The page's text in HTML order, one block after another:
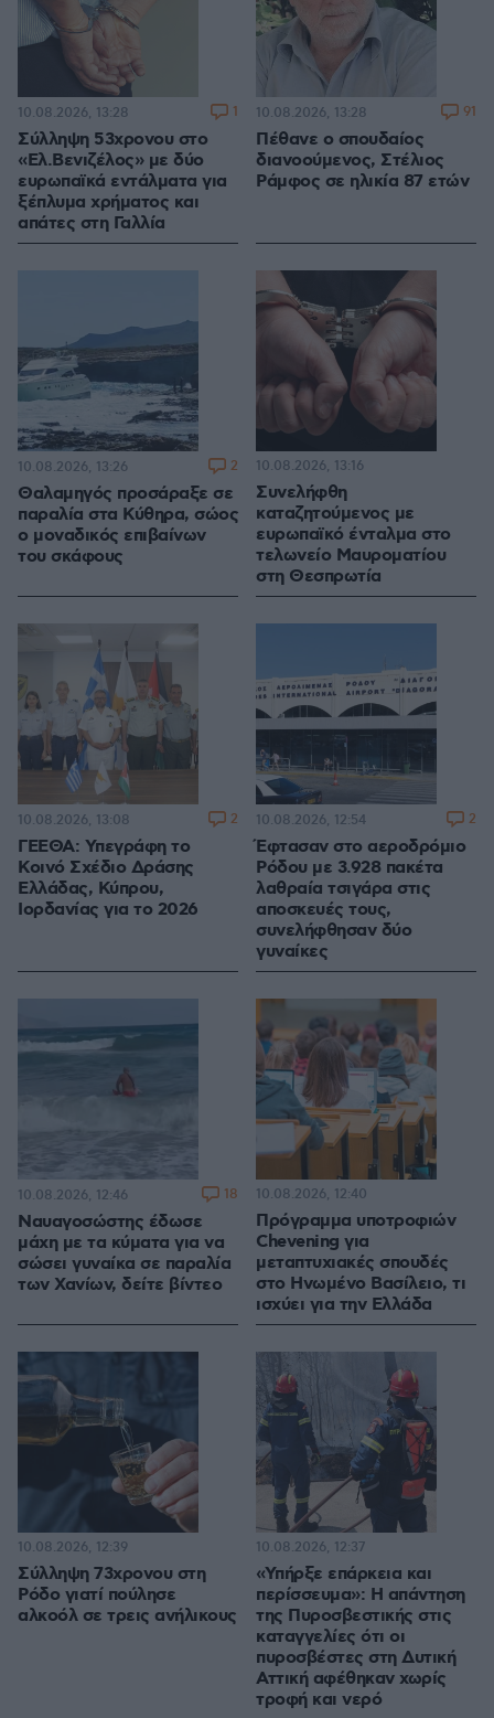
Σύλληψη 53χρονου στο
«Ελ.Βενιζέλος» με δύο
ευρωπαϊκά εντάλματα για
ξέπλυμα χρήματος και
απάτες στη Γαλλία
10.08.2026, 13:28 1
Πέθανε ο σπουδαίος
διανοούμενος, Στέλιος
Ράμφος σε ηλικία 87 ετών
10.08.2026, 13:28 91
Θαλαμηγός προσάραξε σε
παραλία στα Κύθηρα, σώος
ο μοναδικός επιβαίνων
του σκάφους
10.08.2026, 13:26 2
Συνελήφθη
καταζητούμενος με
ευρωπαϊκό ένταλμα στο
τελωνείο Μαυροματίου
στη Θεσπρωτία
10.08.2026, 13:16
ΓΕΕΘΑ: Υπεγράφη το
Κοινό Σχέδιο Δράσης
Ελλάδας, Κύπρου,
Ιορδανίας για το 2026
10.08.2026, 13:08 2
Έφτασαν στο αεροδρόμιο
Ρόδου με 3.928 πακέτα
λαθραία τσιγάρα στις
αποσκευές τους,
συνελήφθησαν δύο
γυναίκες
10.08.2026, 12:54 2
Ναυαγοσώστης έδωσε
μάχη με τα κύματα για να
σώσει γυναίκα σε παραλία
των Χανίων, δείτε βίντεο
10.08.2026, 12:46 18
Πρόγραμμα υποτροφιών
Chevening για
μεταπτυχιακές σπουδές
στο Ηνωμένο Βασίλειο, τι
ισχύει για την Ελλάδα
10.08.2026, 12:40
Σύλληψη 73χρονου στη
Ρόδο γιατί πούλησε
αλκοόλ σε τρεις ανήλικους
10.08.2026, 12:39
«Υπήρξε επάρκεια και
περίσσευμα»: Η απάντηση
της Πυροσβεστικής στις
καταγγελίες ότι οι
πυροσβέστες στη Δυτική
Αττική αφέθηκαν χωρίς
τροφή και νερό
10.08.2026, 12:37